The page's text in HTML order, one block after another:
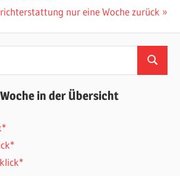
nur eine Woche zurück
Suchen
in der Übersicht